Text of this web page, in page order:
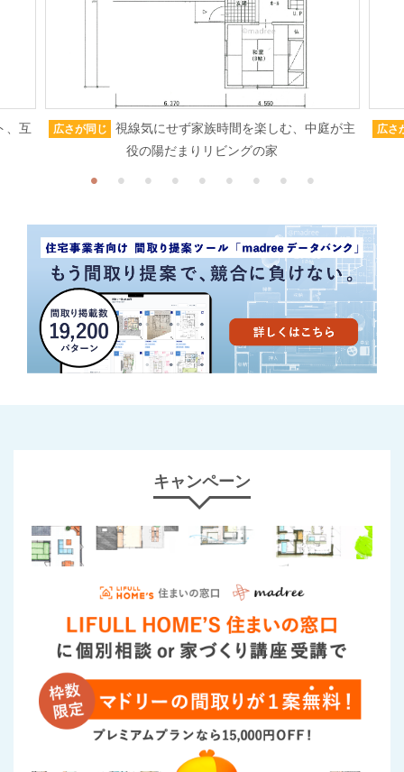
、互 広さが同じ
視線気にせず家族時間を楽しむ、中庭が主
役の陽だまりリビングの家
広さ
キャンペーン